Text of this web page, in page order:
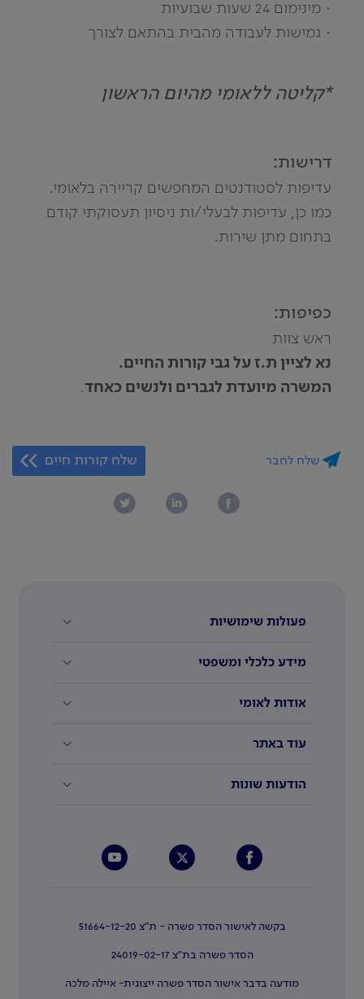
מינימום 24 שעות שבועיות
גמישות לעבודה מהבית בהתאם לצורך
*קליטה ללאומי מהיום הראשון
דרישות:
עדיפות לסטודנטים המחפשים קריירה בלאומי.
כמו כן, עדיפות לבעלי/ות ניסיון תעסוקתי קודם
בתחום מתן שירות.
כפיפות:
ראש צוות
נא לציין ת.ז על גבי קורות החיים.
המשרה מיועדת לגברים ולנשים כאחד.
שלח לחבר שלח קורות חיים
פעולות שימושיות
מידע כלכלי ומשפטי
אודות לאומי
עוד באתר
הודעות שונות
בקשה לאישור הסדר פשרה - ת"צ 51664-12-20
הסדר פשרה בת"צ 24019-02-17
מודעה בדבר אישור הסדר פשרה ייצוגית- איילה מלכה